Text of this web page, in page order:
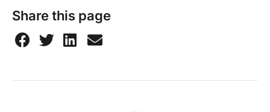
Share this page